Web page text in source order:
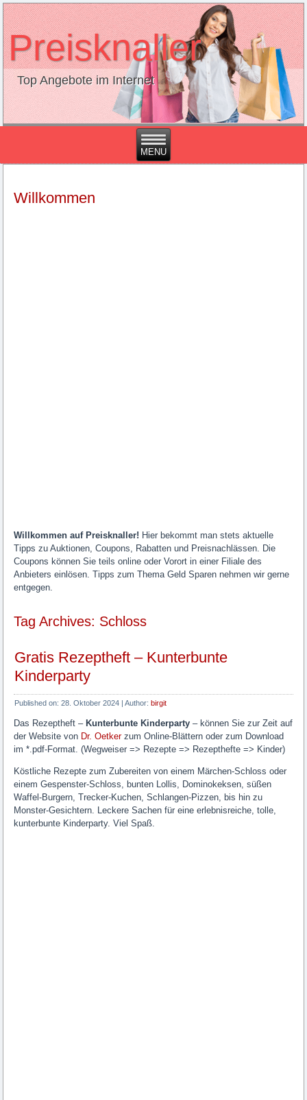
Preisknaller
Top Angebote im Internet
Willkommen
Willkommen auf Preisknaller! Hier bekommt man stets aktuelle
Tipps zu Auktionen, Coupons, Rabatten und Preisnachlässen. Die
Coupons können Sie teils online oder Vorort in einer Filiale des
Anbieters einlösen. Tipps zum Thema Geld Sparen nehmen wir gerne
entgegen.
Tag Archives: Schloss
Gratis Rezeptheft – Kunterbunte
Kinderparty
Published on:28. Oktober 2024 |Author: birgit
Das Rezeptheft – Kunterbunte Kinderparty – können Sie zur Zeit auf
der Website von Dr. Oetkerzum Online-Blättern oder zum Download
im *.pdf-Format. (Wegweiser => Rezepte => Rezepthefte => Kinder)
Köstliche Rezepte zum Zubereiten von einem Märchen-Schloss oder
einem Gespenster-Schloss, bunten Lollis, Dominokeksen, süßen
Waffel-Burgern, Trecker-Kuchen, Schlangen-Pizzen, bis hin zu
Monster-Gesichtern. Leckere Sachen für eine erlebnisreiche, tolle,
kunterbunte Kinderparty. Viel Spaß.